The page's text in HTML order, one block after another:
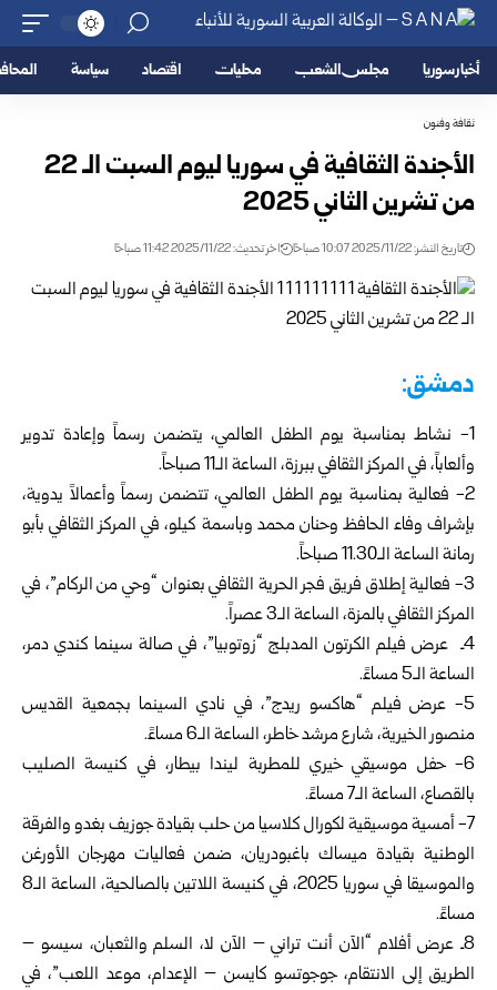
أخبار سوريا مجلس الشعب محليات اقتصاد سياسة
ثقافة وفنون
الأجندة الثقافية في سوريا ليوم السبت الـ 22
من تشرين الثاني 2025
تاريخ النشر: 2025/11/22 10:07 صباحًا اخر تحديث: 2025/11/22 11:42 صباحًا
دمشق:
1- نشاط بمناسبة يوم الطفل العالمي، يتضمن رسماً وإعادة تدوير
وألعاباً، في المركز الثقافي ببرزة، الساعة الـ11 صباحاً.
2- فعالية بمناسبة يوم الطفل العالمي، تتضمن رسماً وأعمالاً يدوية،
بإشراف وفاء الحافظ وحنان محمد وباسمة كيلو، في المركز الثقافي بأبو
رمانة الساعة الـ11.30 صباحاً.
3- فعالية إطلاق فريق فجر الحرية الثقافي بعنوان “وحي من الركام”، في
المركز الثقافي بالمزة، الساعة الـ3 عصراً.
4ـ عرض فيلم الكرتون المدبلج “زوتوبيا”، في صالة سينما كندي دمر،
الساعة الـ5 مساءً.
5- عرض فيلم “هاكسو ريدج”، في نادي السينما بجمعية القديس
منصور الخيرية، شارع مرشد خاطر، الساعة الـ6 مساءً.
6- حفل موسيقي خيري للمطربة ليندا بيطار، في كنيسة الصليب
بالقصاع، الساعة الـ7 مساءً.
7- أمسية موسيقية لكورال كلاسيا من حلب بقيادة جوزيف بغدو والفرقة
الوطنية بقيادة ميساك باغبودريان، ضمن فعاليات مهرجان الأورغن
والموسيقا في سوريا 2025، في كنيسة اللاتين بالصالحية، الساعة الـ8
مساءً.
8ـ عرض أفلام “الآن أنت تراني – الآن لا، السلم والثعبان، سيسو –
الطريق إلى الانتقام، جوجوتسو كايسن – الإعدام، موعد اللعب”، في